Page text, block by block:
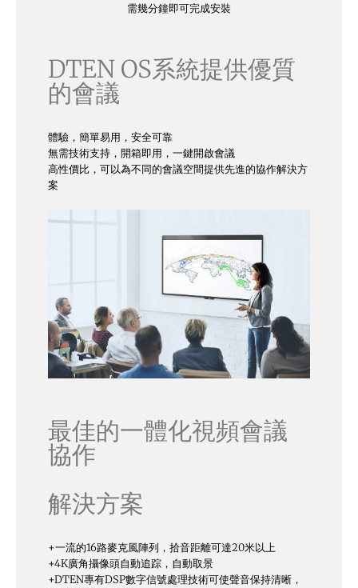
需幾分鐘即可完成安裝
DTEN OS系統提供優質
的會議
體驗，簡單易用，安全可靠
無需技術支持，開箱即用，一鍵開啟會議
高性價比，可以為不同的會議空間提供先進的協作解決方
案
最佳的一體化視頻會議
協作
解決方案
+一流的16路麥克風陣列，拾音距離可達20米以上
+4K廣角攝像頭自動追踪，自動取景
+DTEN專有DSP數字信號處理技術可使聲音保持清晰，